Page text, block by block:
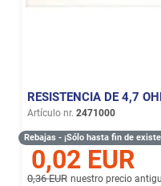
RESISTENCIA DE 4,7
Artículo nr. 2471000
Rebajas - ¡Sólo hasta fin de
0,02 EUR
0,36 EUR nuestro precio